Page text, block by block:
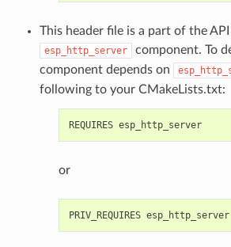
This header file is a part of the
esp_http_server
component. To
component depends on
following to your CMakeLists.txt:
REQUIRES esp_http_server
or
PRIV_REQUIRES esp_http_server